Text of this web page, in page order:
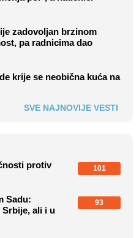
zadovoljan brzinom
pa radnicima dao
krije se neobična kuća na
SVE NAJNOVIJE VESTI
protiv
101
Sadu:
ali i u
93